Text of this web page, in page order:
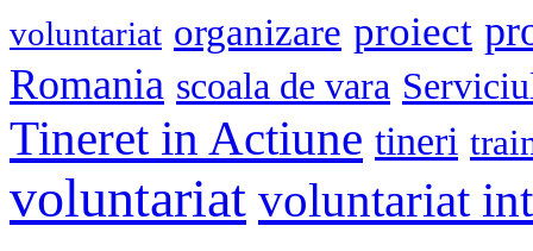
voluntariat organizare proiect
Romania scoala de vara
Tineret in Actiune tineri
voluntariat voluntariat